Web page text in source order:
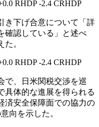
RHDP -2.4 CRHDP
き下げ合意について「詳
確認している」と述べ
。
RHDP -2.4 CRHDP
で、日米関税交渉を巡
具体的な進展を得られる
済安全保障面での協力の
向を示した。